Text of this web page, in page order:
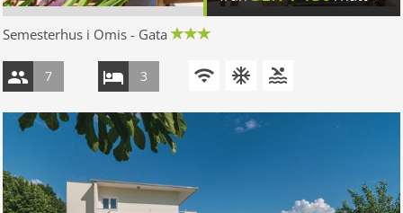
Semesterhus i Omis - Gata
7 3